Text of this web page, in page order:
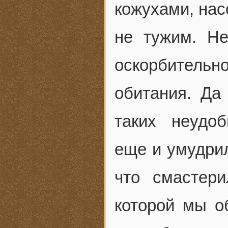
кожухами,
не тужим.
обитания.
таких
еще и
что
которой мы